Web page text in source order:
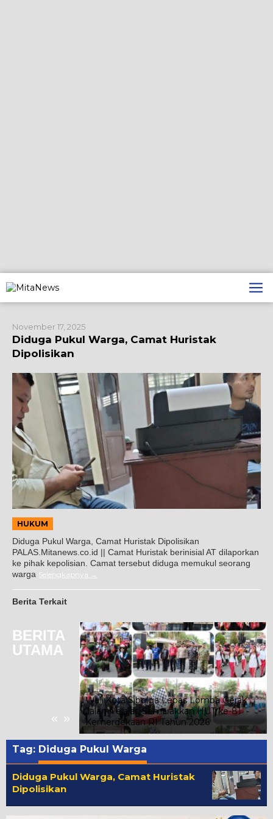
ke
konten
November 17, 2025
Diduga Pukul Warga, Camat Huristak
Dipolisikan
HUKUM
Diduga Pukul Warga, Camat Huristak Dipolisikan
PALAS.Mitanews.co.id || Camat Huristak berinisial AT dilaporkan
ke pihak kepolisian. Camat tersebut diduga memukul seorang
warga Selengkapnya
Berita Terkait
BERITA
UTAMA
« »
Wali Kota Sibolga Lepas Lomba Gerak
Jalan Pelajar, Semarakkan HUT ke-81
Kemerdekaan RI Tahun 2026
Tag: Diduga Pukul Warga
Diduga Pukul Warga, Camat Huristak
Dipolisikan